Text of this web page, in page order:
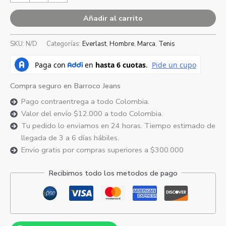
Añadir al carrito
SKU: N/D Categorías: Everlast, Hombre, Marca, Tenis
Compra seguro en Barroco Jeans
Pago contraentrega a todo Colombia.
Valor del envío $12.000 a todo Colombia.
Tu pedido lo enviamos en 24 horas. Tiempo estimado de
llegada de 3 a 6 días hábiles.
Envio gratis por compras superiores a $300.000
Recibimos todo los metodos de pago